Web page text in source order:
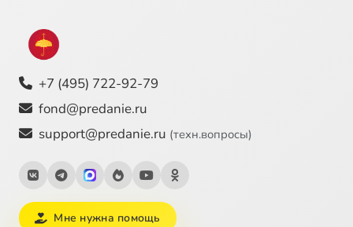
+7 (495) 722-92-79
fond@predanie.ru
support@predanie.ru (техн.вопросы)
Мне нужна помощь